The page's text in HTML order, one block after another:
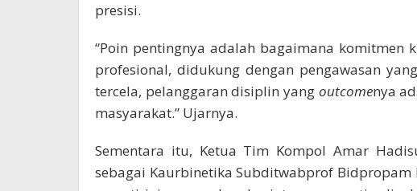
presisi.
“Poin pentingnya adalah bagaimana
profesional, didukung dengan pengawasan
tercela, pelanggaran disiplin yang outcomenya
masyarakat.” Ujarnya.
Sementara itu, Ketua Tim Kompol Amar
sebagai Kaurbinetika Subditwabprof Bidpropam